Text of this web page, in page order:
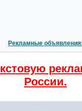
Рекламные
России.